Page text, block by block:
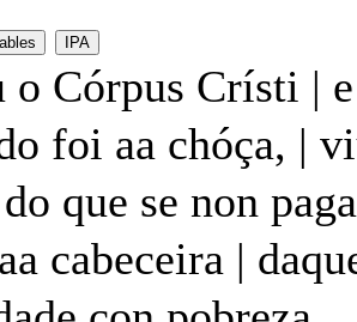
IPA
Córpus Crísti |
foi aa chóça, |
que se non
cabeceira |